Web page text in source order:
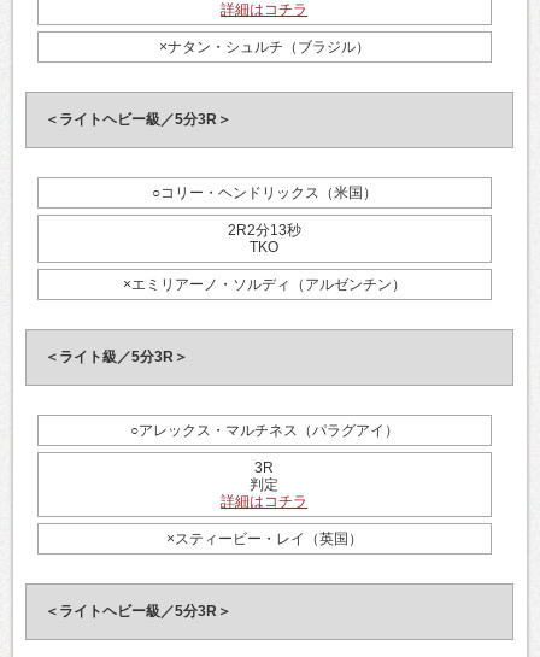
詳細はコチラ
×ナタン・シュルチ（ブラジル）
＜ライトヘビー級／5分3R＞
○コリー・ヘンドリックス（米国）
2R2分13秒
TKO
×エミリアーノ・ソルディ（アルゼンチン）
＜ライト級／5分3R＞
○アレックス・マルチネス（パラグアイ）
3R
判定
詳細はコチラ
×スティービー・レイ（英国）
＜ライトヘビー級／5分3R＞